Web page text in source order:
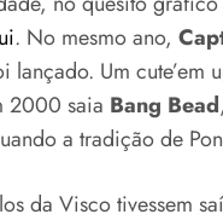
. No mesmo ano,
lançado. Um
2000 saia Bang Bead
a tradição de
da Visco tivessem